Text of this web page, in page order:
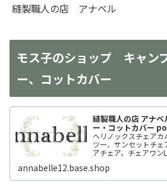
縫製職人の店 アナベル
モス子のショップ キャン
ー、コットカバー
縫製職人の店 アナ
ー・コットカバー
ヘリノックスチェア
ツー、サンセットチェ
アチェア、チェアワン
annabelle12.base.shop